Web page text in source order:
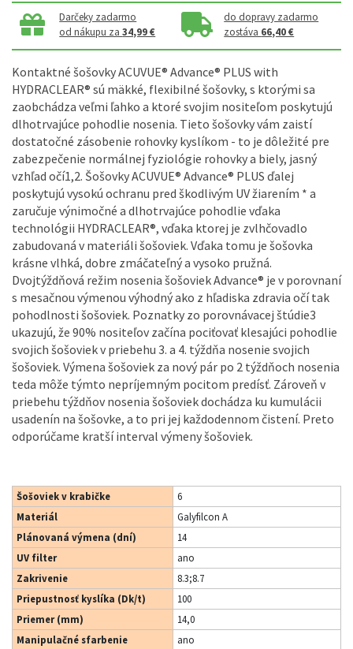
Darčeky zadarmo
od nákupu za34,99 €
do dopravy zadarmo
zostáva 66,40 €
Kontaktné šošovky ACUVUE® Advance® PLUS with
HYDRACLEAR® sú mäkké, flexibilné šošovky, s ktorými sa
zaobchádza veľmi ľahko a ktoré svojim nositeľom poskytujú
dlhotrvajúce pohodlie nosenia. Tieto šošovky vám zaistí
dostatočné zásobenie rohovky kyslíkom - to je dôležité pre
zabezpečenie normálnej fyziológie rohovky a biely, jasný
vzhľad očí1,2. Šošovky ACUVUE® Advance® PLUS ďalej
poskytujú vysokú ochranu pred škodlivým UV žiarením * a
zaručuje výnimočné a dlhotrvajúce pohodlie vďaka
technológii HYDRACLEAR®, vďaka ktorej je zvlhčovadlo
zabudovaná v materiáli šošoviek. Vďaka tomu je šošovka
krásne vlhká, dobre zmáčateľný a vysoko pružná.
Dvojtýždňová režim nosenia šošoviek Advance® je v porovnaní
s mesačnou výmenou výhodný ako z hľadiska zdravia očí tak
pohodlnosti šošoviek. Poznatky zo porovnávacej štúdie3
ukazujú, že 90% nositeľov začína pociťovať klesajúci pohodlie
svojich šošoviek v priebehu 3. a 4. týždňa nosenie svojich
šošoviek. Výmena šošoviek za nový pár po 2 týždňoch nosenia
teda môže týmto nepríjemným pocitom predísť. Zároveň v
priebehu týždňov nosenia šošoviek dochádza ku kumulácii
usadenín na šošovke, a to pri jej každodennom čistení. Preto
odporúčame kratší interval výmeny šošoviek.
Šošoviek v krabičke
6
Materiál
Galyfilcon A
Plánovaná výmena (dní)
14
UV filter
ano
Zakrivenie
8.3;8.7
Priepustnosť kyslíka (Dk/t)
100
Priemer (mm)
14,0
Manipulačné sfarbenie
ano